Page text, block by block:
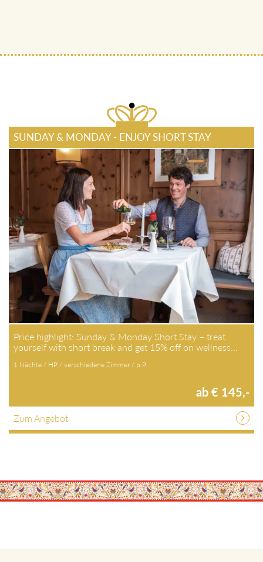
SUNDAY & MONDAY - ENJOY SHORT STAY
Price highlight: Sunday & Monday Short Stay – treat
yourself with short break and get 15% off on wellness…
1 Nächte / HP / verschiedene Zimmer / p.P.
ab € 145,-
Zum Angebot